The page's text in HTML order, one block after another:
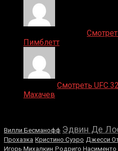
Пимблетт
Смотреть UFC
Махачев
Вилли Бесманофф Эдвин Де
Прохазка Кристино Суэро Джесси
Игорь Михалкин Родриго Насименто